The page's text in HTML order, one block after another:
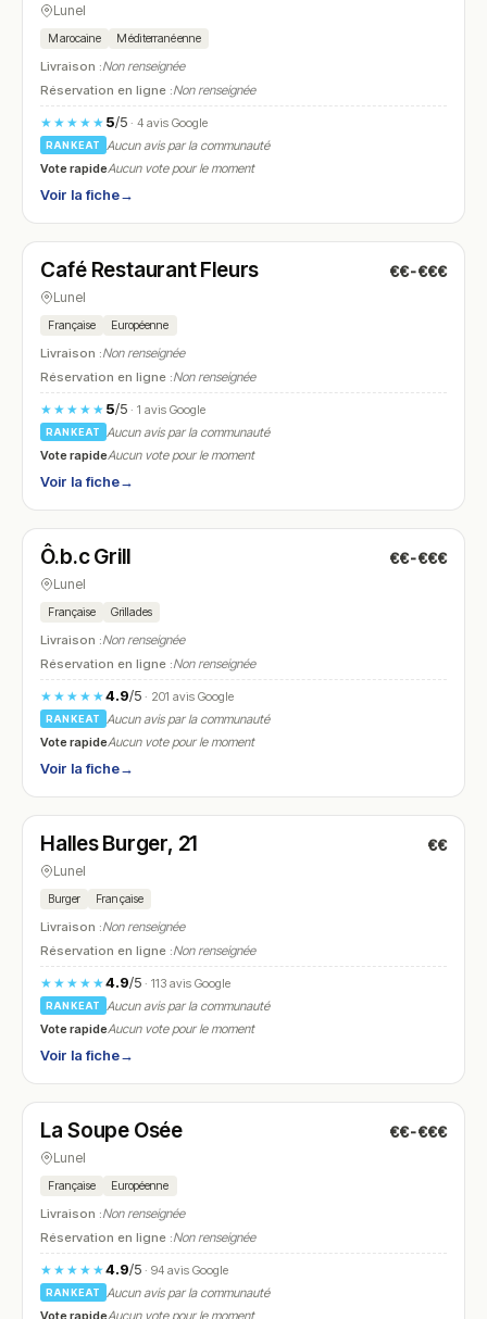
Lunel
Marocaine Méditerranéenne
Livraison :Non renseignée
Réservation en ligne :Non renseignée
★★★★★ 5/5· 4 avis Google
RANKEAT
Aucun avis par la communauté
Vote rapideAucun vote pour le moment
Voir la fiche→
N° 5
Café Restaurant Fleurs €€-€€€
Lunel
Française Européenne
Livraison :Non renseignée
Réservation en ligne :Non renseignée
★★★★★ 5/5· 1 avis Google
RANKEAT
Aucun avis par la communauté
Vote rapideAucun vote pour le moment
Voir la fiche→
N° 6
Ô.b.c Grill €€-€€€
Lunel
Française Grillades
Livraison :Non renseignée
Réservation en ligne :Non renseignée
★★★★★4.9/5· 201 avis Google
RANKEAT
Aucun avis par la communauté
Vote rapideAucun vote pour le moment
Voir la fiche→
N° 7
Halles Burger, 21 €€
Lunel
Burger Française
Livraison :Non renseignée
Réservation en ligne :Non renseignée
★★★★★4.9/5· 113 avis Google
RANKEAT
Aucun avis par la communauté
Vote rapideAucun vote pour le moment
Voir la fiche→
N° 8
La Soupe Osée €€-€€€
Lunel
Française Européenne
Livraison :Non renseignée
Réservation en ligne :Non renseignée
★★★★★4.9/5· 94 avis Google
RANKEAT
Aucun avis par la communauté
Vote rapideAucun vote pour le moment